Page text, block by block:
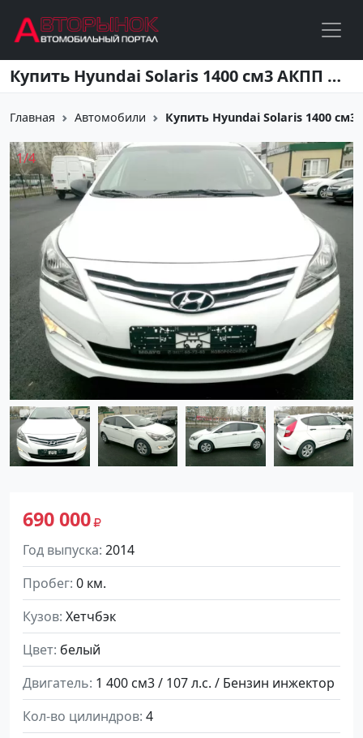
Перейти к основному содержанию Купить Hyundai Solaris 1400 см3 АКПП (107 л.с.) Бензин инжектор в Новороссийск: цвет белый Хетчбэк 2014 года по цене 690000 рублей, объявление №3108 на сайте Авторынок23
Главная Автомобили Купить Hyundai Solaris 1400 см3
690 000
Год выпуска 2014
Пробег 0 км.
Кузов Хетчбэк
Цвет белый
Двигатель 1 400 см3 / 107 л.с. / Бензин инжектор
Кол-во цилиндров 4
1/4